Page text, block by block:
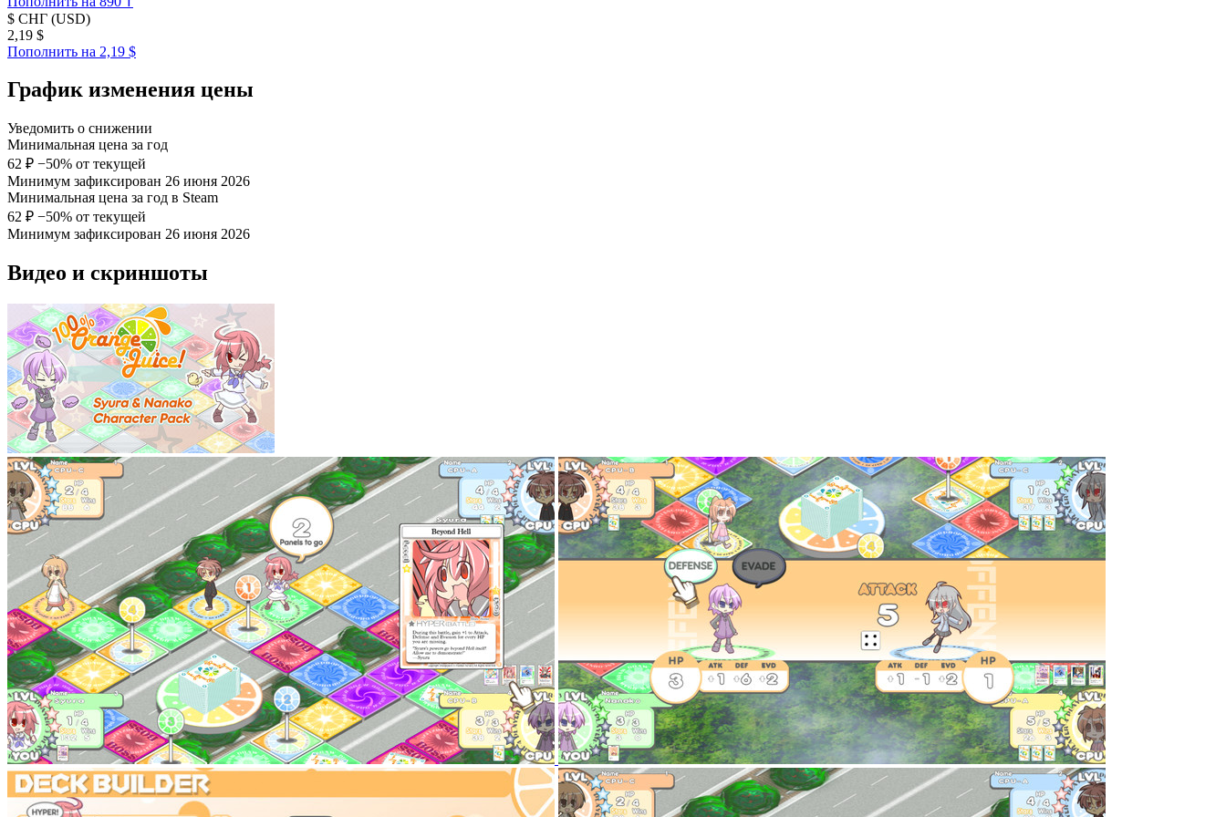
$ СНГ (USD)
2,19 $
Пополнить на 2,19 $
График изменения цены
Уведомить о снижении
Минимальная цена за год
62 ₽ −50% от текущей
Минимум зафиксирован 26 июня 2026
Минимальная цена за год в Steam
62 ₽ −50% от текущей
Минимум зафиксирован 26 июня 2026
Видео и скриншоты